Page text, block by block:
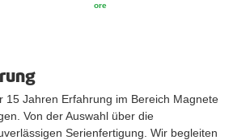
ore
15 Jahren Erfahrung im Bereich Magnete
Von der Auswahl über die
Serienfertigung. Wir begleiten